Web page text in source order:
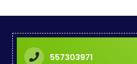
557303971